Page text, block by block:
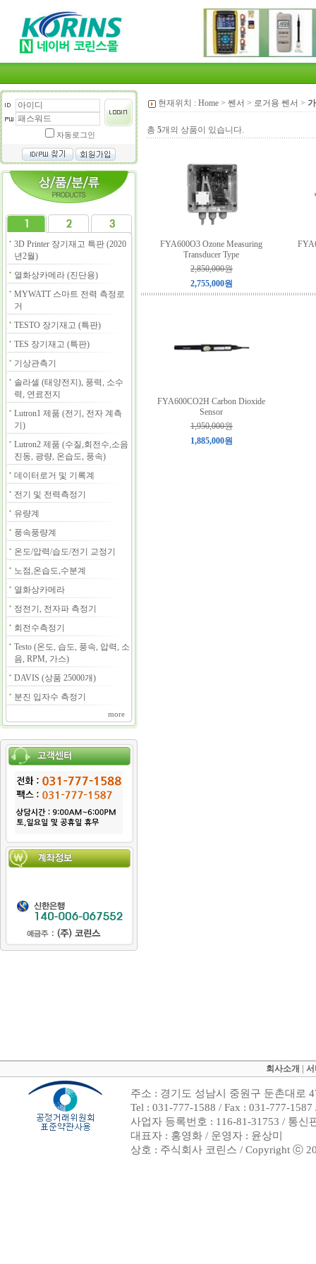
자동로그인
3D Printer 장기재고 특판 (2020
년2월)
열화상카메라 (진단용)
MYWATT 스마트 전력 측정로
거
TESTO 장기재고 (특판)
TES 장기재고 (특판)
기상관측기
솔라셀 (태양전지), 풍력, 소수
력, 연료전지
Lutron1 제품 (전기, 전자 계측
기)
Lutron2 제품 (수질,회전수,소음
진동, 광량, 온습도, 풍속)
데이터로거 및 기록계
전기 및 전력측정기
유량계
풍속풍량계
온도/압력/습도/전기 교정기
노점,온습도,수분계
열화상카메라
정전기, 전자파 측정기
회전수측정기
Testo (온도, 습도, 풍속, 압력, 소
음, RPM, 가스)
DAVIS (상품 25000개)
분진 입자수 측정기
more
현재위치 : Home > 쎈서 > 로거용 쎈서 >
총 5개의 상품이 있습니다.
FYA600O3 Ozone Measuring
Transducer Type
2,850,000원
2,755,000원
FYA600CO2H Carbon Dioxide
Sensor
1,950,000원
1,885,000원
회사소개
주소 : 경기도 성남시 중원구 둔촌대로
Tel : 031-777-1588 / Fax : 031-777-
사업자 등록번호 : 116-81-31753 / 통신
대표자 : 홍영화 / 운영자 : 윤상미
상호 : 주식회사 코린스 / Copyright ⓒ